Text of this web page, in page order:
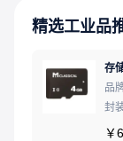
精选工业品
存
品
封
￥